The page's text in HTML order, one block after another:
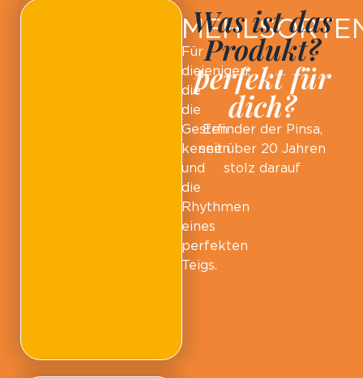
Für
diejenigen,
die
die
Gesten
kennen
und
die
Rhythmen
eines
perfekten
Teigs.
Was ist das
Produkt?
perfekt für
dich?
Erfinder der Pinsa,
seit über 20 Jahren
stolz darauf